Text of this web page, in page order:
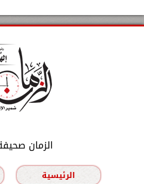
الزمان
الرئيسية